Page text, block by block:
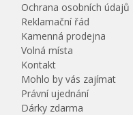
Ochrana osobních údajů
Reklamační řád
Kamenná prodejna
Volná místa
Kontakt
Mohlo by vás zajímat
Právní ujednání
Dárky zdarma